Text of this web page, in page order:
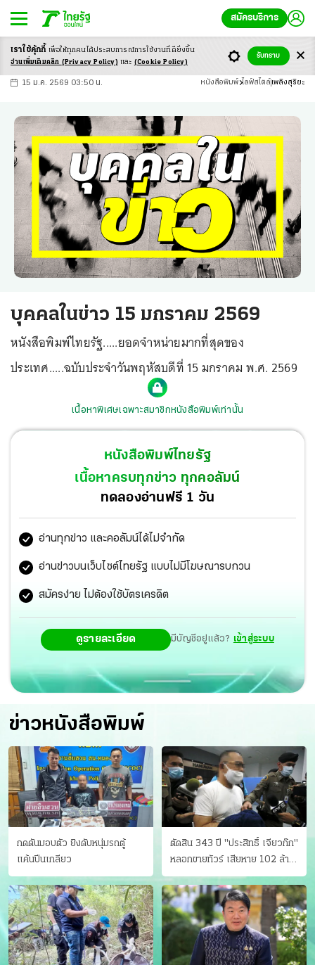
สมัครบริการ
-ก ก ก+
15 ม.ค. 2569 03:50 น. หนังสือพิมพ์ ไลฟ์สไตล์ เพลิงสุริยะ
บุคคลในข่าว 15 มกราคม 2569
หนังสือพิมพ์ไทยรัฐ.....ยอดจำหน่ายมากที่สุดของ
ประเทศ.....ฉบับประจำวันพฤหัสบดีที่ 15 มกราคม พ.ศ. 2569
เนื้อหาพิเศษเฉพาะสมาชิกหนังสือพิมพ์เท่านั้น
หนังสือพิมพ์ไทยรัฐ
เนื้อหาครบทุกข่าว ทุกคอลัมน์
ทดลองอ่านฟรี 1 วัน
อ่านทุกข่าว และคอลัมน์ได้ไม่จำกัด
อ่านข่าวบนเว็บไซต์ไทยรัฐ แบบไม่มีโฆษณารบกวน
สมัครง่าย ไม่ต้องใช้บัตรเครดิต
ดูรายละเอียด มีบัญชีอยู่แล้ว? เข้าสู่ระบบ
ข่าวหนังสือพิมพ์
กดดันมอบตัว ยิงดับหนุ่มรถตู้
แค้นปีนเกลียว
ตัดสิน 343 ปี "ประสิทธิ์ เจียวก๊ก"
หลอกขายทัวร์ เสียหาย 102 ล้าน
มีเหยื่อ 173 คน
เราใช้คุ้กกี้ เพื่อให้ทุกคนได้ประสบการณ์การใช้งานที่ดียิ่งขึ้น
อ่านเพิ่มเติมคลิก (Privacy Policy) และ (Cookie Policy)
รับทราบ